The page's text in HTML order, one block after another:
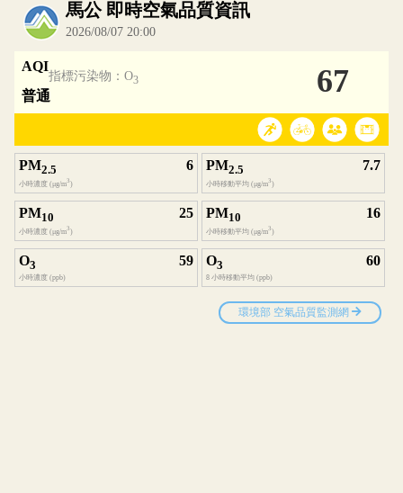
內嵌空氣品質小工具為視覺預覽，完整即時空